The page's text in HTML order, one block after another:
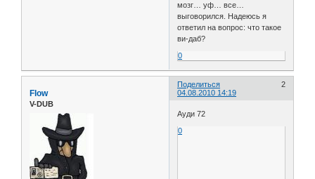
мозг… уф… все…
выговорился. Надеюсь я
ответил на вопрос: что такое
ви-даб?
0
Поделиться
2
04.08.2010 14:19
Flow
V-DUB
Ауди 72
0